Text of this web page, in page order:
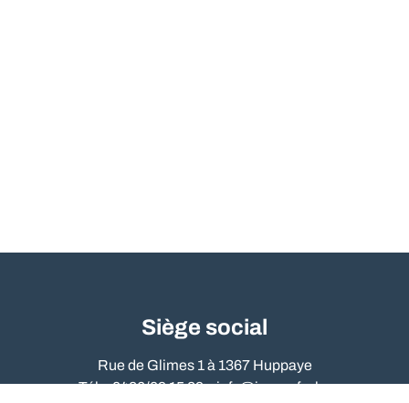
Siège social
Rue de Glimes 1 à 1367 Huppaye
Tél. : 0486/09 15 89 –info@immo-far.be